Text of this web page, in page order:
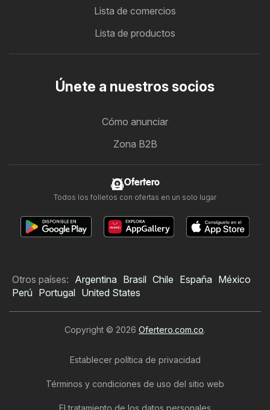
Lista de comercios
Lista de productos
Únete a nuestros socios
Cómo anunciar
Zona B2B
Ofertero
Todos los folletos con ofertas en un solo lugar
Otros países: Argentina Brasil Chile España México
Perú Portugal United States
Copyright © 2026 Ofertero.com.co.
Establecer política de privacidad
Términos y condiciones de uso del sitio web
El tratamiento de los datos personales